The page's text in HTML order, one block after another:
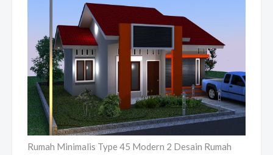
Rumah Minimalis Type 45 Modern 2 Desain Rumah